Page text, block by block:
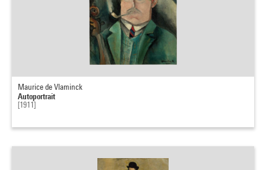
Maurice de Vlaminck
Autoportrait
[1911]